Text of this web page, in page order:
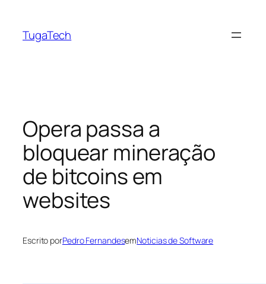
TugaTech
Opera passa a
bloquear mineração
de bitcoins em
websites
Escrito porPedro FernandesemNoticias de Software